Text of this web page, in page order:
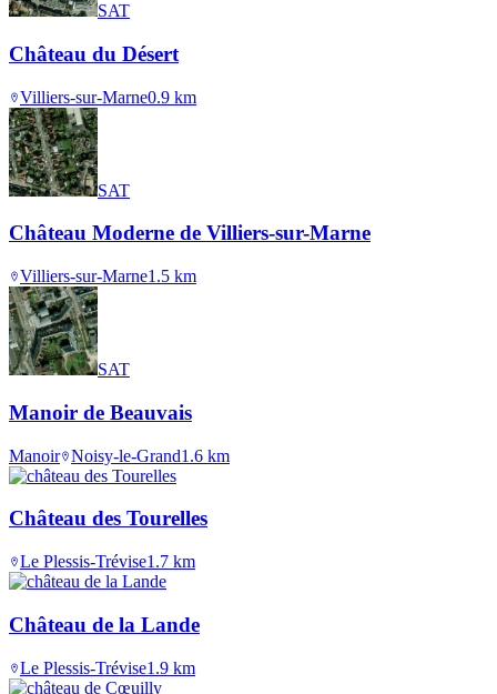
SAT
Château du Désert
Villiers-sur-Marne0.9 km
SAT
Château Moderne de Villiers-sur-Marne
Villiers-sur-Marne1.5 km
SAT
Manoir de Beauvais
Manoir Noisy-le-Grand1.6 km
Château des Tourelles
Le Plessis-Trévise1.7 km
Château de la Lande
Le Plessis-Trévise1.9 km